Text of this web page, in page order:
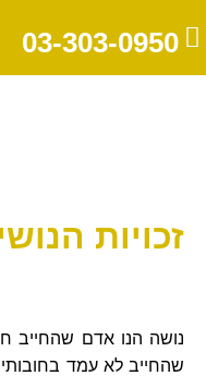
03-303-0950
זכויות
נושה הנו אדם שהחייב
שהחייב לא עמד